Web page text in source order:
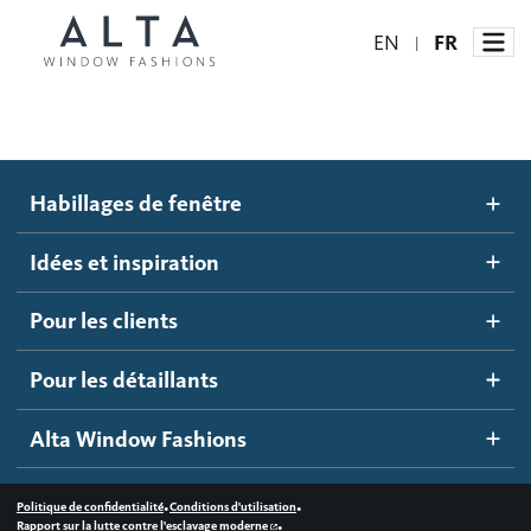
EN | FR
Stores automatisés
Stores alvéolés
Stores à enrouleur
Stores à bandes
Stores translucides
Stores en bois
Idées et inspiration
Blogue
Galerie d'inspiration
Comment ça marche
Devenir un détaillant
Accès détaillant
Contactez-nous
Habillages de fenêtre
Idées et inspiration
Pour les clients
Pour les détaillants
Alta Window Fashions
Politique de confidentialité•Conditions d'utilisation•
Rapport sur la lutte contre l'esclavage moderne •